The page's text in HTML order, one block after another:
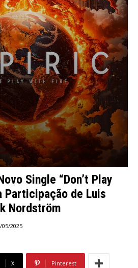
Single “Don’t Play
Participação de Luis
Nordström
05/2025
X Pinterest